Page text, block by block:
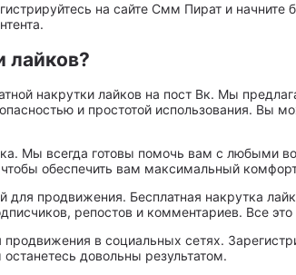
на сайте Смм Пират и
лайков?
накрутки лайков на пост Вк. Мы
и простотой использования. Вы
Мы всегда готовы помочь вам с любыми
обеспечить вам максимальный
продвижения. Бесплатная накрутка
репостов и комментариев. Все
в социальных сетях.
довольны результатом.